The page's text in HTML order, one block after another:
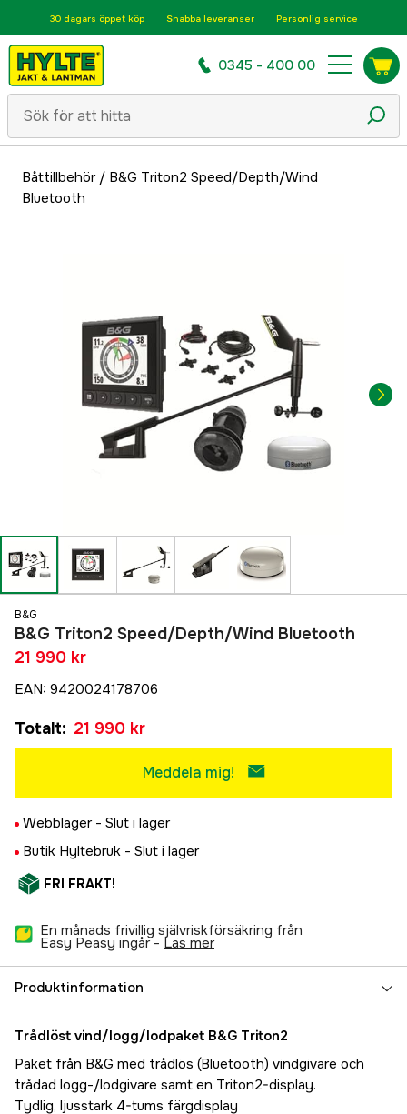
30 dagars öppet köp Snabba leveranser Personlig service
0345 - 400 00
Båttillbehör/ B&G Triton2 Speed/Depth/Wind
Bluetooth
B&G
B&G Triton2 Speed/Depth/Wind Bluetooth
21 990 kr
EAN: 9420024178706
Totalt: 21 990 kr
Meddela mig!
Webblager - Slut i lager
Butik Hyltebruk - Slut i lager
FRI FRAKT!
En månads frivillig självriskförsäkring från
Easy Peasy ingår - läs mer
Produktinformation
Trådlöst vind/logg/lodpaket B&G Triton2
Paket från B&G med trådlös (Bluetooth) vindgivare och
trådad logg-/lodgivare samt en Triton2-display.
Tydlig, ljusstark 4-tums färgdisplay